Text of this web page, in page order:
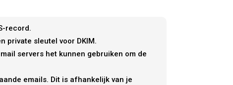
record.
private sleutel voor DKIM.
servers het kunnen gebruiken om de
emails. Dit is afhankelijk van je